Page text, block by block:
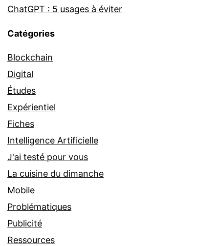
ChatGPT : 5 usages à éviter
Catégories
Blockchain
Digital
Études
Expérientiel
Fiches
Intelligence Artificielle
J'ai testé pour vous
La cuisine du dimanche
Mobile
Problématiques
Publicité
Ressources